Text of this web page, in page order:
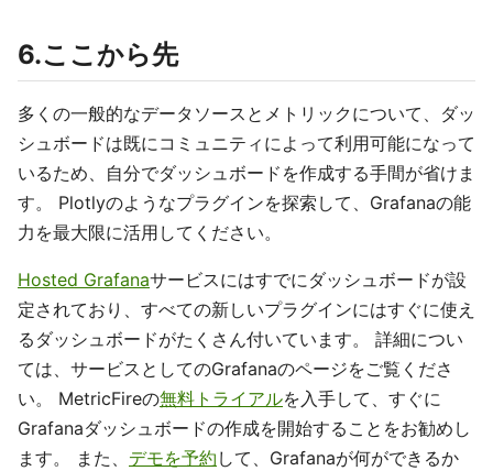
6.ここから先
多くの一般的なデータソースとメトリックについて、ダッ
シュボードは既にコミュニティによって利用可能になって
いるため、自分でダッシュボードを作成する手間が省けま
す。 Plotlyのようなプラグインを探索して、Grafanaの能
力を最大限に活用してください。
Hosted Grafanaサービスにはすでにダッシュボードが設
定されており、すべての新しいプラグインにはすぐに使え
るダッシュボードがたくさん付いています。 詳細につい
ては、サービスとしてのGrafanaのページをご覧くださ
い。 MetricFireの無料トライアルを入手して、すぐに
Grafanaダッシュボードの作成を開始することをお勧めし
ます。 また、 デモを予約 して、Grafanaが何ができるか